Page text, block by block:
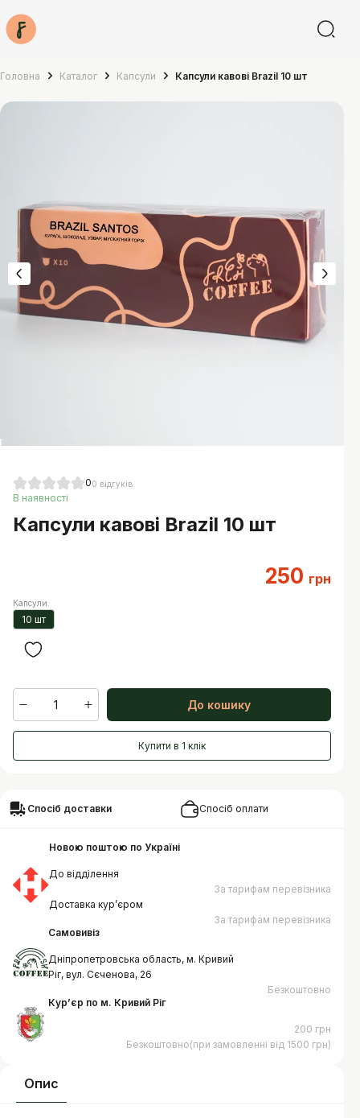
Головна Каталог Капсули Капсули кавові Brazil 10 шт
00 відгуків
В наявності
Капсули кавові Brazil 10 шт
250 грн
Капсули:
10 шт
1 До кошику
Купити в 1 клік
Опис
Спосіб доставки Спосіб оплати
Новою поштою по Україні
До відділення
За тарифам перевізника
Доставка курʼєром
За тарифам перевізника
Самовивіз
Дніпропетровська область, м. Кривий
Ріг, вул. Сєченова, 26
Безкоштовно
Курʼєр по м. Кривий Ріг
200 грн
Безкоштовно(при замовленні від 1500 грн)